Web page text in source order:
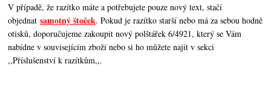
V případě, že razítko máte a potřebujete pouze nový text, stačí
objednatsamotný štoček. Pokud je razítko starší nebo má za sebou hodně
otisků, doporučujeme zakoupit nový polštářek 6/4921, který se Vám
nabídne v souvisejícím zboží nebo si ho můžete najít v sekci
,,Příslušenství k razítkům,,.